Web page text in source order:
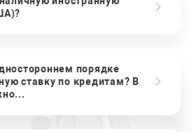
порядке
ставку по кредитам? В